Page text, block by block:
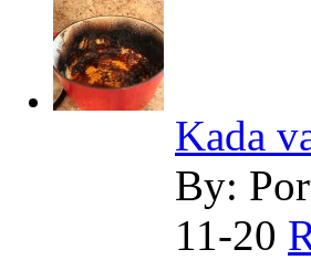
Kada
By:
11-20